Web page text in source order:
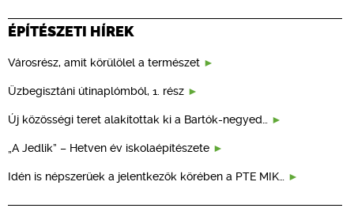
ÉPÍTÉSZETI HÍREK
Városrész, amit körülölel a természet
Üzbegisztáni útinaplómból, 1. rész
Új közösségi teret alakítottak ki a Bartók-negyed…
„A Jedlik” – Hetven év iskolaépítészete
Idén is népszerűek a jelentkezők körében a PTE MIK…